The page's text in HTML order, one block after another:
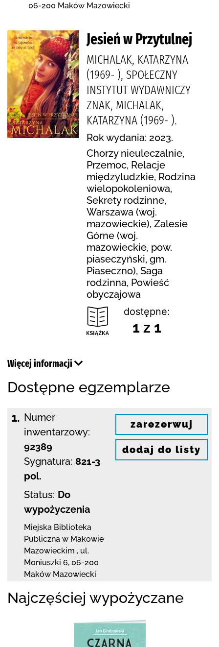
06-200 Maków Mazowiecki
Jesień w Przytulnej
MICHALAK, KATARZYNA
(1969- ), SPOŁECZNY
INSTYTUT WYDAWNICZY
ZNAK, MICHALAK,
KATARZYNA (1969- ).
Rok wydania: 2023.
Chorzy nieuleczalnie,
Przemoc, Relacje
międzyludzkie, Rodzina
wielopokoleniowa,
Sekrety rodzinne,
Warszawa (woj.
mazowieckie), Zalesie
Górne (woj.
mazowieckie, pow.
piaseczyński, gm.
Piaseczno), Saga
rodzinna, Powieść
obyczajowa
dostępne:
1 z 1
Więcej informacji
Dostępne egzemplarze
1. Numer
inwentarzowy:
92389
Sygnatura: 821-3
pol.
Status: Do
wypożyczenia
Miejska Biblioteka
Publiczna w Makowie
Mazowieckim , ul.
Moniuszki 6, 06-200
Maków Mazowiecki
zarezerwuj
dodaj do listy
Najczęściej wypożyczane